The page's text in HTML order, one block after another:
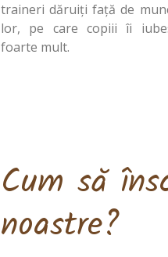
traineri dăruiți față de
lor, pe care copiii îi
foarte mult.
Cum să
noastre?